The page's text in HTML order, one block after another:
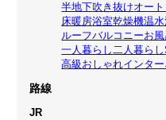
半地下吹き抜けオー
床暖房浴室乾燥機温
ルーフバルコニーお風
一人暮らし二人暮らし
高級 おしゃれインタ
路線
JR